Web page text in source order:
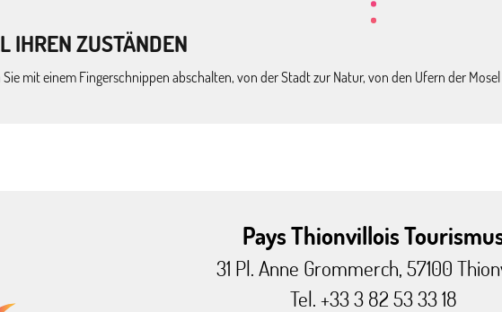
IHREN ZUSTÄNDEN
mit einem Fingerschnippen abschalten, von der Stadt zur Natur, von den Ufern der
Pays Thionvillois
31 Pl. Anne Grommerch, 57100
Tel. +33 3 82 53 33 18